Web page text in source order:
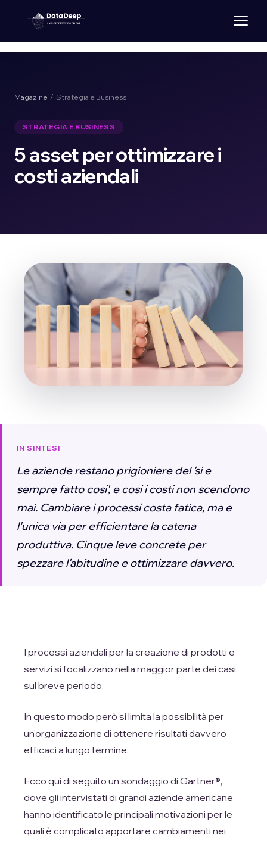
Magazine / Strategia e Business
STRATEGIA E BUSINESS
5 asset per ottimizzare i
costi aziendali
IN SINTESI
Le aziende restano prigioniere del 'si e
sempre fatto cosi', e cosi i costi non scendono
mai. Cambiare i processi costa fatica, ma e
l'unica via per efficientare la catena
produttiva. Cinque leve concrete per
spezzare l'abitudine e ottimizzare davvero.
I processi aziendali per la creazione di prodotti e
servizi si focalizzano nella maggior parte dei casi
sul breve periodo.
In questo modo però si limita la possibilità per
un'organizzazione di ottenere risultati davvero
efficaci a lungo termine.
Ecco qui di seguito un sondaggio di Gartner®,
dove gli intervistati di grandi aziende americane
hanno identificato le principali motivazioni per le
quali è complicato apportare cambiamenti nei